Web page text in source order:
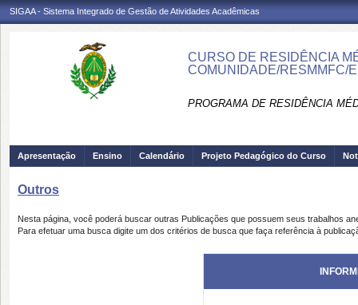
SIGAA - Sistema Integrado de Gestão de Atividades Acadêmicas
CURSO DE RESIDÊNCIA
COMUNIDADE/RESMMFC/
PROGRAMA DE RESIDÊNCIA
Apresentação Ensino Calendário Projeto Pedagógico do Curso
Outros
Nesta página, você poderá buscar outras Publicações que possuem seus trabalhos
Para efetuar uma busca digite um dos critérios de busca que faça referência à